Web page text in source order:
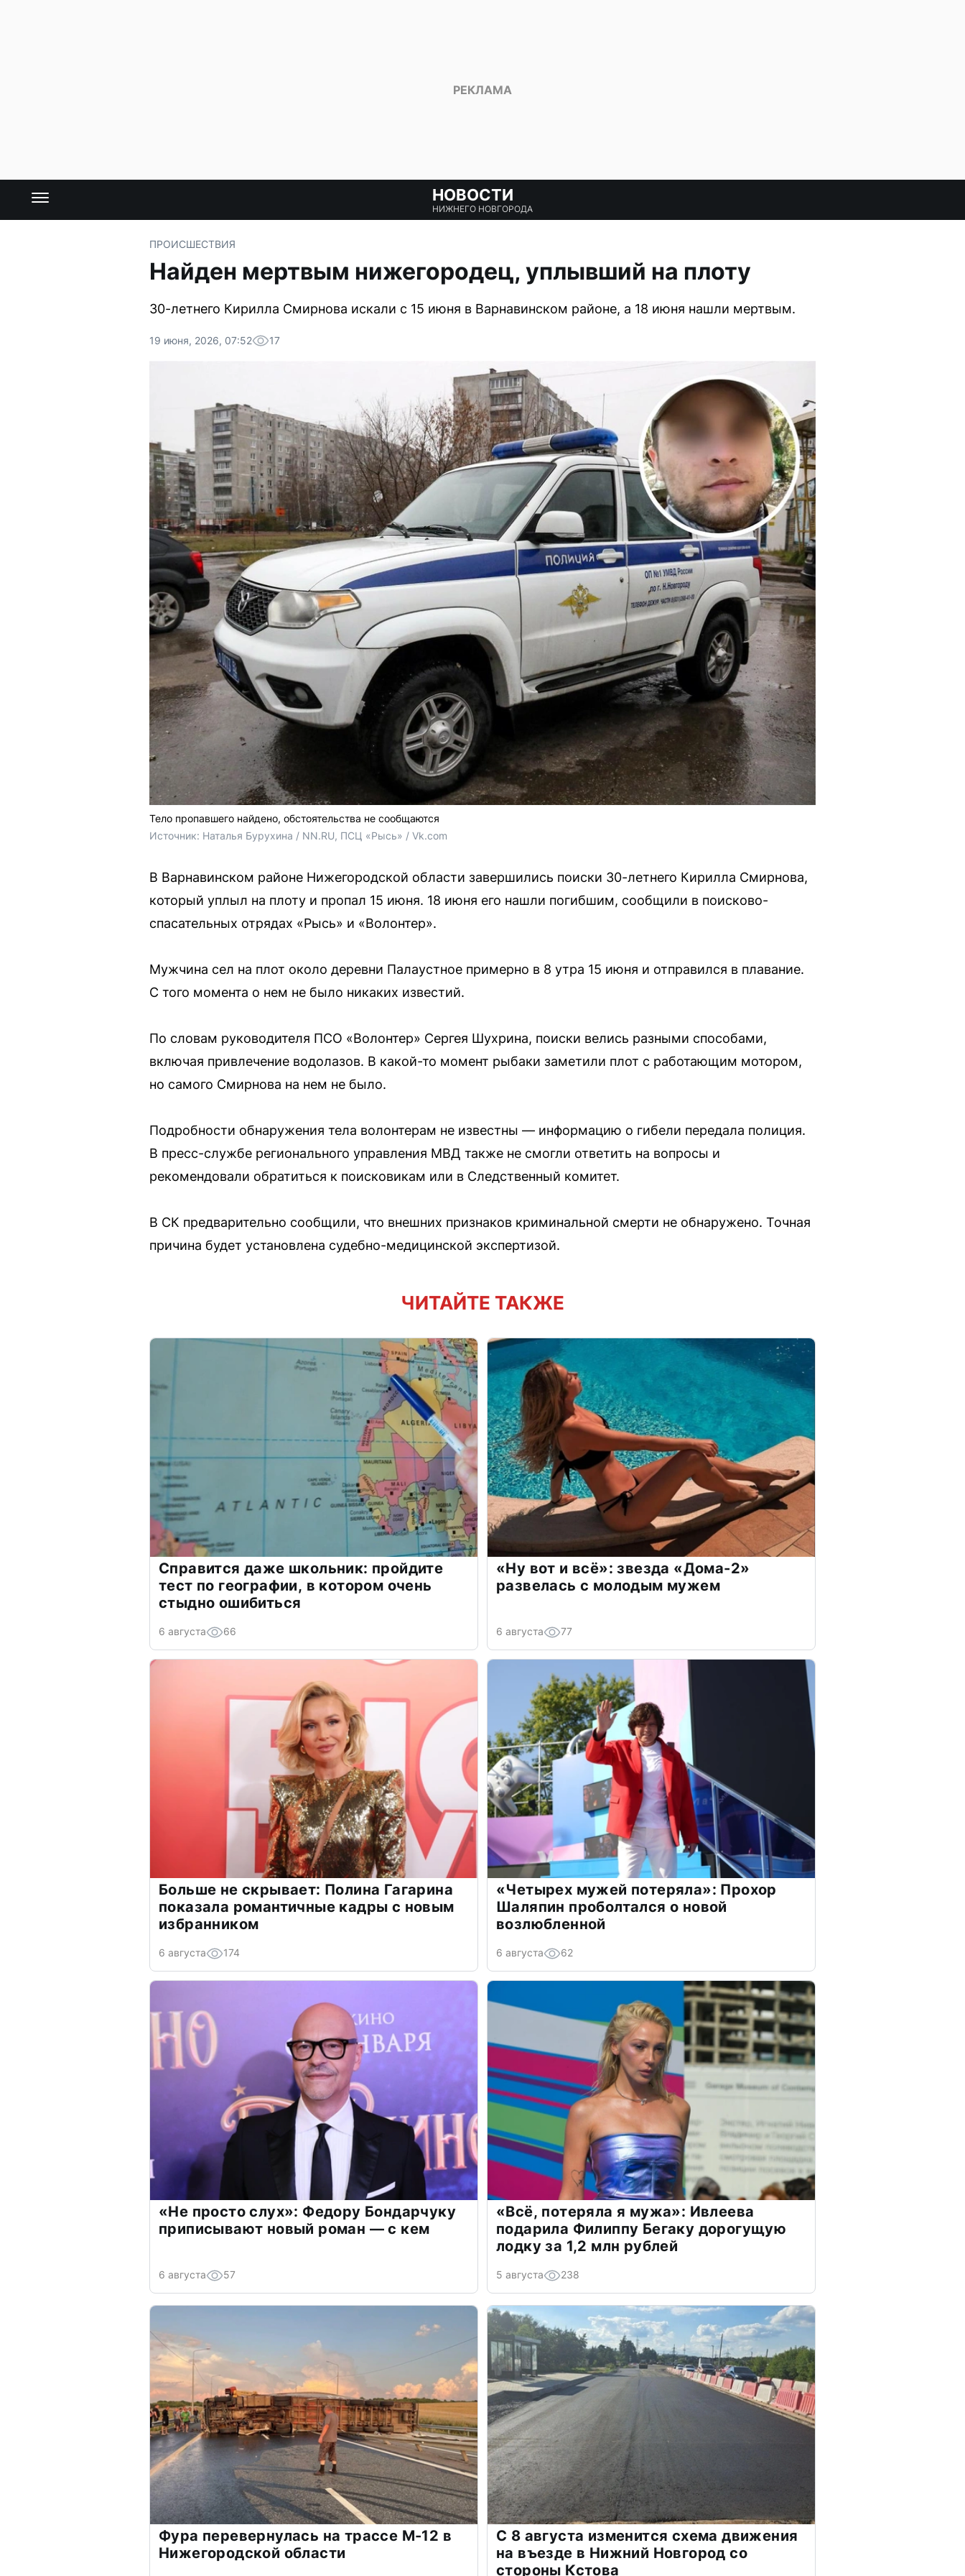
НОВОСТИ
НИЖНЕГО НОВГОРОДА
ПРОИСШЕСТВИЯ
Найден мертвым нижегородец, уплывший на плоту
30-летнего Кирилла Смирнова искали с 15 июня в Варнавинском районе, а 18 июня нашли мертвым.
19 июня, 2026, 07:52 17
Тело пропавшего найдено, обстоятельства не сообщаются
Источник: Наталья Бурухина / NN.RU, ПСЦ «Рысь» / Vk.com
В Варнавинском районе Нижегородской области завершились поиски 30-летнего Кирилла Смирнова,
который уплыл на плоту и пропал 15 июня. 18 июня его нашли погибшим, сообщили в поисково-
спасательных отрядах «Рысь» и «Волонтер».
Мужчина сел на плот около деревни Палаустное примерно в 8 утра 15 июня и отправился в плавание.
С того момента о нем не было никаких известий.
По словам руководителя ПСО «Волонтер» Сергея Шухрина, поиски велись разными способами,
включая привлечение водолазов. В какой-то момент рыбаки заметили плот с работающим мотором,
но самого Смирнова на нем не было.
Подробности обнаружения тела волонтерам не известны — информацию о гибели передала полиция.
В пресс-службе регионального управления МВД также не смогли ответить на вопросы и
рекомендовали обратиться к поисковикам или в Следственный комитет.
В СК предварительно сообщили, что внешних признаков криминальной смерти не обнаружено. Точная
причина будет установлена судебно-медицинской экспертизой.
ЧИТАЙТЕ ТАКЖЕ
Справится даже школьник: пройдите
тест по географии, в котором очень
стыдно ошибиться
6 августа 66
«Ну вот и всё»: звезда «Дома-2»
развелась с молодым мужем
6 августа 77
Больше не скрывает: Полина Гагарина
показала романтичные кадры с новым
избранником
6 августа 174
«Четырех мужей потеряла»: Прохор
Шаляпин проболтался о новой
возлюбленной
6 августа 62
«Не просто слух»: Федору Бондарчуку
приписывают новый роман — с кем
6 августа 57
«Всё, потеряла я мужа»: Ивлеева
подарила Филиппу Бегаку дорогущую
лодку за 1,2 млн рублей
5 августа 238
Фура перевернулась на трассе М-12 в
Нижегородской области
С 8 августа изменится схема движения
на въезде в Нижний Новгород со
стороны Кстова